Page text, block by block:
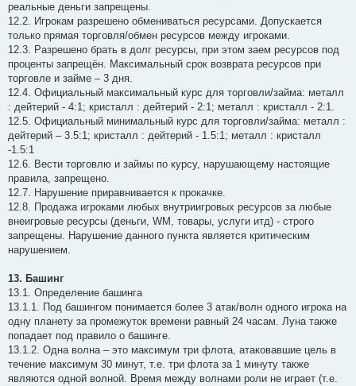
реальные деньги запрещены.
12.2. Игрокам разрешено обмениваться ресурсами. Допускается
только прямая торговля/обмен ресурсов между игроками.
12.3. Разрешено брать в долг ресурсы, при этом заем ресурсов под
проценты запрещён. Максимальный срок возврата ресурсов при
торговле и займе – 3 дня.
12.4. Официальный максимальный курс для торговли/займа: металл
: дейтерий - 4:1; кристалл : дейтерий - 2:1; металл : кристалл - 2:1.
12.5. Официальный минимальный курс для торговли/займа: металл :
дейтерий – 3.5:1; кристалл : дейтерий - 1.5:1; металл : кристалл
-1.5:1
12.6. Вести торговлю и займы по курсу, нарушающему настоящие
правила, запрещено.
12.7. Нарушение приравнивается к прокачке.
12.8. Продажа игроками любых внутриигровых ресурсов за любые
внеигровые ресурсы (деньги, WM, товары, услуги итд) - строго
запрещены. Нарушение данного пункта является критическим
нарушением.
13. Башинг
13.1. Определение башинга
13.1.1. Под башингом понимается более 3 атак/волн одного игрока на
одну планету за промежуток времени равный 24 часам. Луна также
попадает под правило о башинге.
13.1.2. Одна волна – это максимум три флота, атаковавшие цель в
течение максимум 30 минут, т.е. три флота за 1 минуту также
являются одной волной. Время между волнами роли не играет (т.е.